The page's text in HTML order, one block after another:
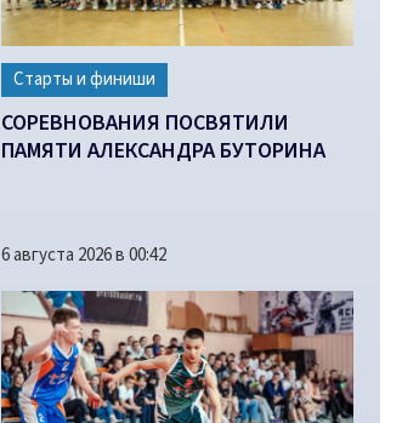
Старты и финиши
СОРЕВНОВАНИЯ ПОСВЯТИЛИ
ПАМЯТИ АЛЕКСАНДРА БУТОРИНА
6 августа 2026 в 00:42